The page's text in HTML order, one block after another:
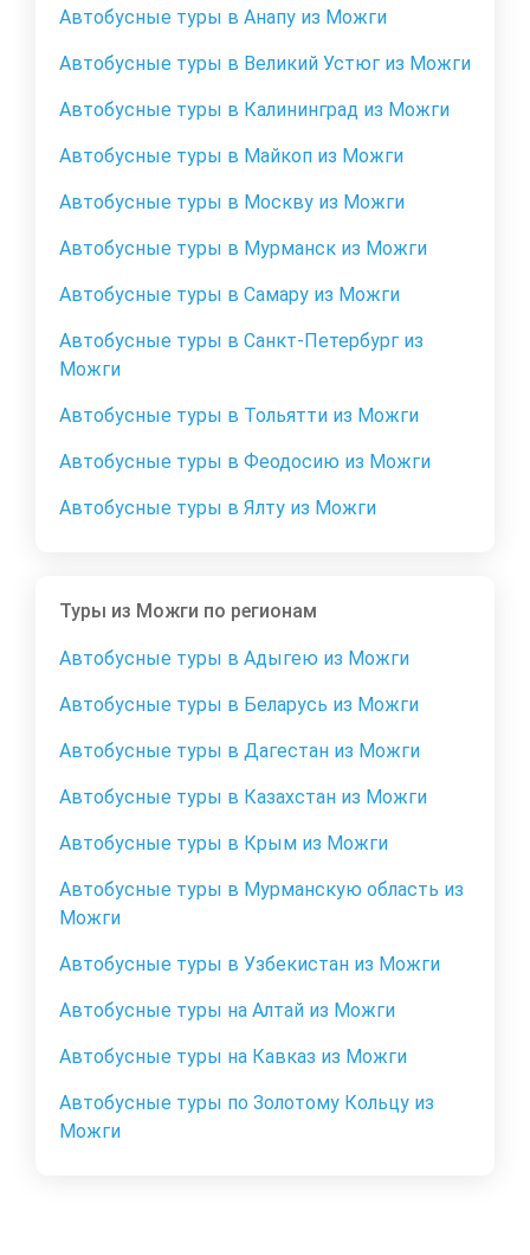
Автобусные туры в Анапу из Можги
Автобусные туры в Великий Устюг из Можги
Автобусные туры в Калининград из Можги
Автобусные туры в Майкоп из Можги
Автобусные туры в Москву из Можги
Автобусные туры в Мурманск из Можги
Автобусные туры в Самару из Можги
Автобусные туры в Санкт-Петербург из
Можги
Автобусные туры в Тольятти из Можги
Автобусные туры в Феодосию из Можги
Автобусные туры в Ялту из Можги
Туры из Можги по регионам
Автобусные туры в Адыгею из Можги
Автобусные туры в Беларусь из Можги
Автобусные туры в Дагестан из Можги
Автобусные туры в Казахстан из Можги
Автобусные туры в Крым из Можги
Автобусные туры в Мурманскую область из
Можги
Автобусные туры в Узбекистан из Можги
Автобусные туры на Алтай из Можги
Автобусные туры на Кавказ из Можги
Автобусные туры по Золотому Кольцу из
Можги